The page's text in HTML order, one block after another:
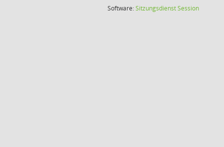
Software:SitzungsdienstSession(Wird in